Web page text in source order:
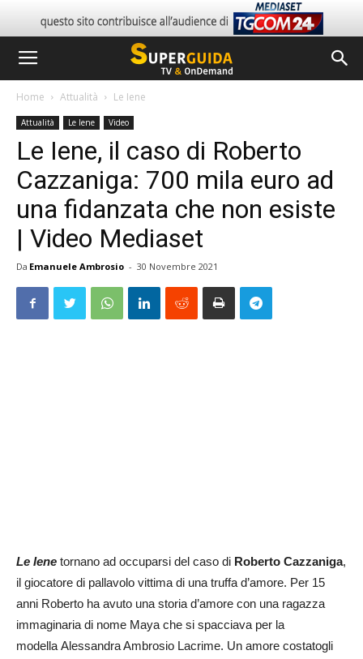
Home Attualità Le Iene
Attualità Le Iene Video
Le Iene, il caso di Roberto
Cazzaniga: 700 mila euro ad
una fidanzata che non esiste
| Video Mediaset
Da Emanuele Ambrosio - 30 Novembre 2021
Le Iene tornano ad occuparsi del caso di Roberto Cazzaniga,
il giocatore di pallavolo vittima di una truffa d’amore. Per 15
anni Roberto ha avuto una storia d’amore con una ragazza
immaginaria di nome Maya che si spacciava per la
modella Alessandra Ambrosio Lacrime. Un amore costatogli